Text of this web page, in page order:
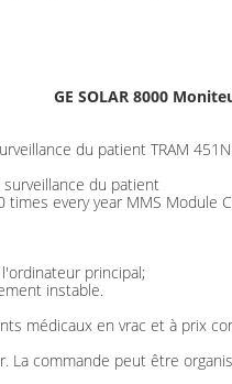
GE SOLAR 8000
du patient TRAM
du patient
every year MMS Module
principal;
instable.
médicaux en vrac et à prix
commande peut être